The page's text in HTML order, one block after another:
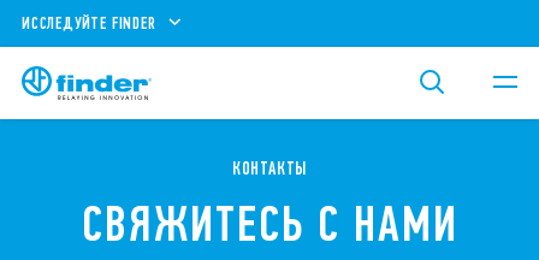
ИССЛЕДУЙТЕ FINDER
КОНТАКТЫ
СВЯЖИТЕСЬ С НАМИ